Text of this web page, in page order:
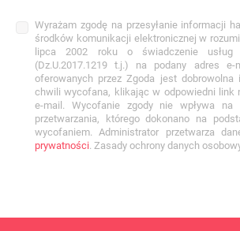
Wyrażam zgodę na przesyłanie informacji
środków komunikacji elektronicznej w
lipca 2002 roku o świadczenie usług
(Dz.U.2017.1219 t.j.) na podany adres
oferowanych przez Zgoda jest
chwili wycofana, klikając w odpowiedni link
e-mail. Wycofanie zgody nie wpływa na
przetwarzania, którego dokonano na
wycofaniem. Administrator przetwarza
prywatności. Zasady ochrony danych